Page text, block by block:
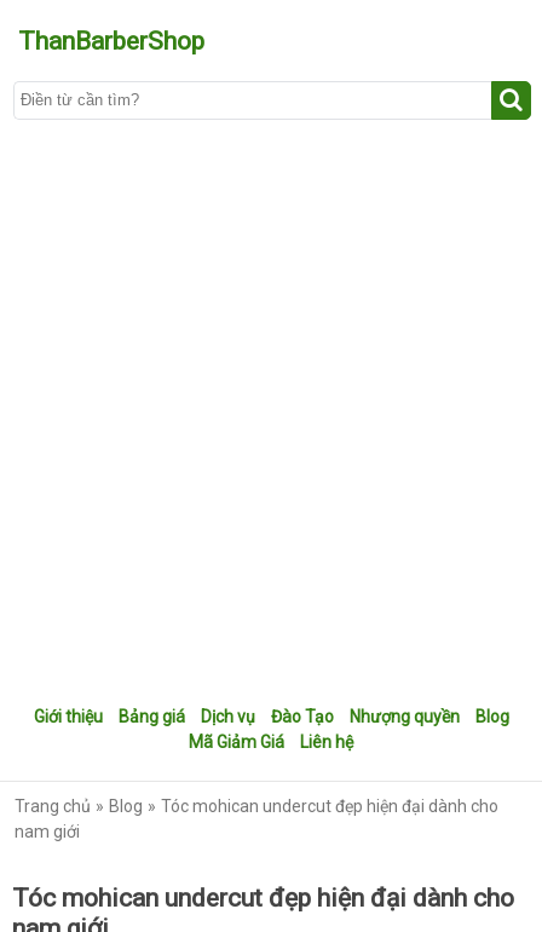
ThanBarberShop
Giới thiệu Bảng giá Dịch vụ Đào Tạo Nhượng quyền
Blog
Mã Giảm Giá
Liên hệ
Trang chủ Blog
Tóc mohican undercut đẹp hiện đại dành cho
nam giới
Tóc mohican undercut đẹp hiện đại dành cho